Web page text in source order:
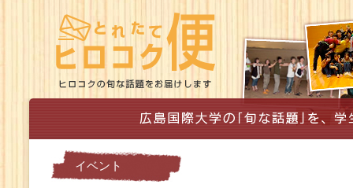
イベント